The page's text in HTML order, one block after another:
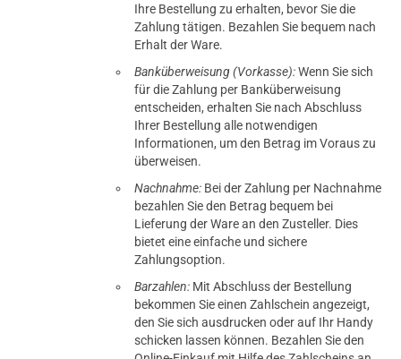
Ihre Bestellung zu erhalten, bevor Sie die
Zahlung tätigen. Bezahlen Sie bequem nach
Erhalt der Ware.
Banküberweisung (Vorkasse):Wenn Sie sich
für die Zahlung per Banküberweisung
entscheiden, erhalten Sie nach Abschluss
Ihrer Bestellung alle notwendigen
Informationen, um den Betrag im Voraus zu
überweisen.
Nachnahme: Bei der Zahlung per Nachnahme
bezahlen Sie den Betrag bequem bei
Lieferung der Ware an den Zusteller. Dies
bietet eine einfache und sichere
Zahlungsoption.
Barzahlen: Mit Abschluss der Bestellung
bekommen Sie einen Zahlschein angezeigt,
den Sie sich ausdrucken oder auf Ihr Handy
schicken lassen können. Bezahlen Sie den